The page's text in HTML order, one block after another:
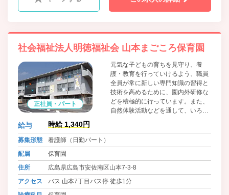
社会福祉法人明徳福祉会 山本まごころ保育園
正社員・パート
元気な子どもの育ちを見守り、養
護・教育を行っていけるよう、職員
全員が常に新しい専門知識の習得と
技術を高めるために、園内外研修な
どを積極的に行っています。また、
自然体験活動などを通して、いろい
の態度を養えるようにしていきま
給与 時給 1,340円
募集形態
看護師（日勤パート）
配属
保育園
住所
広島県広島市安佐南区山本7-3-8
アクセス
バス 山本7丁目バス停 徒歩1分